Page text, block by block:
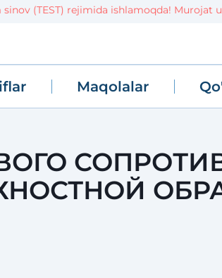
(TEST) rejimida ishlamoqda! Murojat uchun
Maqolalar